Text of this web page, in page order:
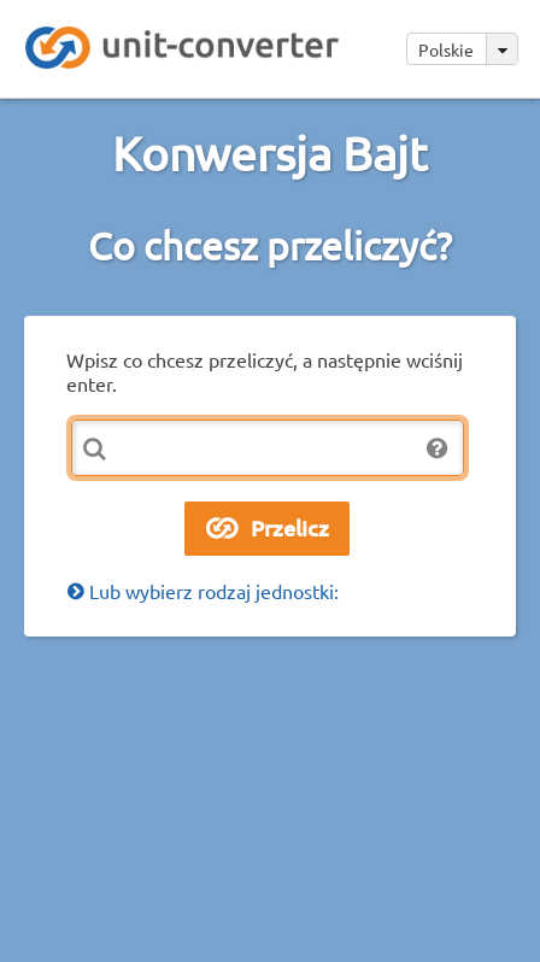
Polskie
Konwersja Bajt
Co chcesz przeliczyć?
Wpisz co chcesz przeliczyć, a następnie wciśnij
enter.
Lub wybierz rodzaj jednostki: